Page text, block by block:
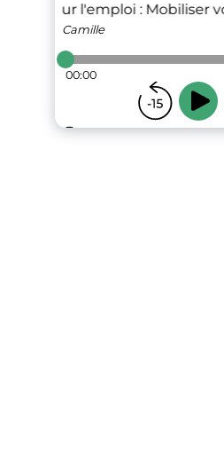
pour l'emploi : Mobiliser
Camille
00:00